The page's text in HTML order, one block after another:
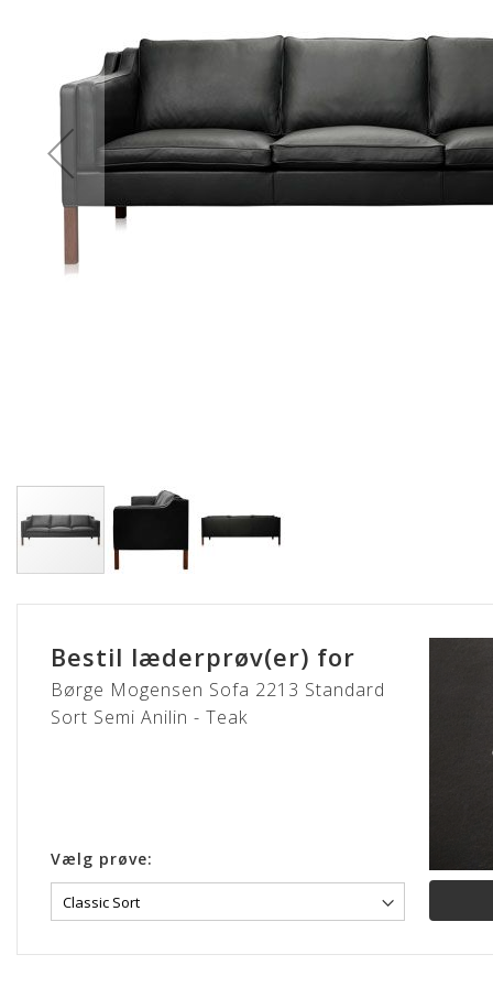
til
Bestil læderprøv(er) for
Børge Mogensen Sofa 2213 Standard
Sort Semi Anilin - Teak
Vælg prøve: